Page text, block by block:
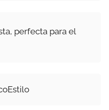
perfecta para el